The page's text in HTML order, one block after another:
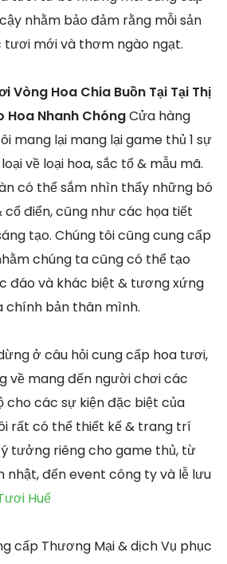
nhằm bảo đảm rằng mỗi sản
mới và thơm ngào ngạt.
Vòng Hoa Chia Buồn Tại Tại Thị
Hoa Nhanh ChóngCửa hàng
mang lại mang lại game thủ 1 sự
về loại hoa, sắc tố & mẫu mã.
có thể sắm nhìn thấy những bó
điển, cũng như các họa tiết
tạo. Chúng tôi cũng cung cấp
chúng ta cũng có thể tạo
đáo và khác biệt & tương xứng
chính bản thân mình.
ở câu hỏi cung cấp hoa tươi,
về mang đến người chơi các
cho các sự kiện đặc biệt của
rất có thể thiết kế & trang trí
tưởng riêng cho game thủ, từ
nhật, đến event công ty và lễ lưu
Huế
cấp Thương Mại & dịch Vụ phục